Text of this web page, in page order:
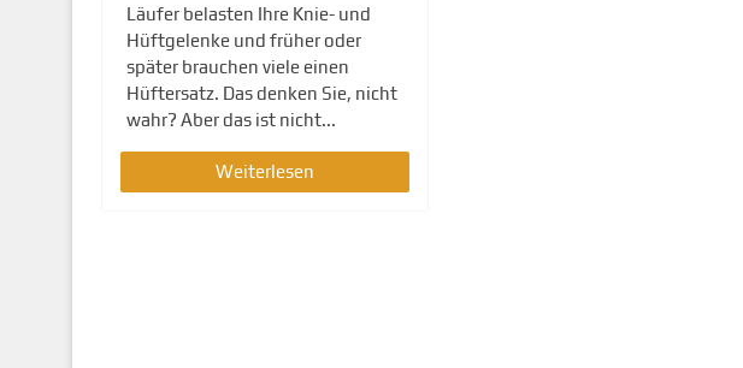
Läufer belasten Ihre Knie- und
Hüftgelenke und früher oder
später brauchen viele einen
Hüftersatz. Das denken Sie, nicht
wahr? Aber das ist nicht...
Weiterlesen